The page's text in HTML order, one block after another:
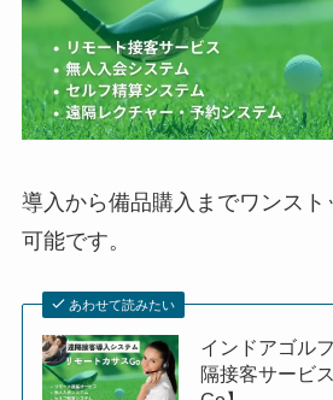
導入から備品購入までワンス
可能です。
あわせて読みたい
インドアゴル
隔接客サービ